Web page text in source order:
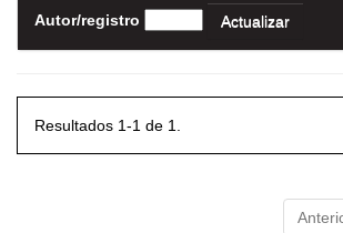
Autor/registro
Resultados 1-1 de 1.